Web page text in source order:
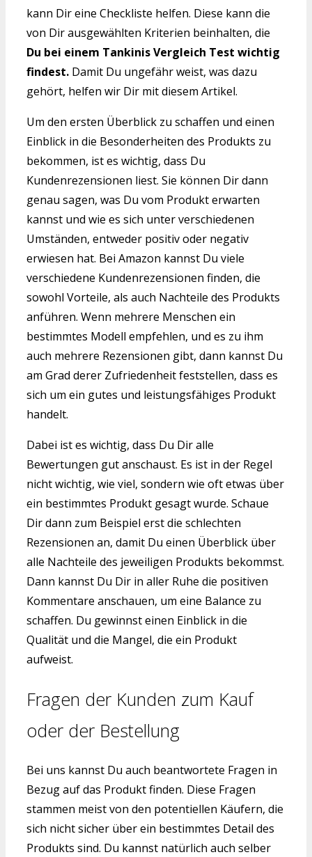
kann Dir eine Checkliste helfen. Diese kann die
von Dir ausgewählten Kriterien beinhalten, die
Du bei einem Tankinis Vergleich Test wichtig
findest. Damit Du ungefähr weist, was dazu
gehört, helfen wir Dir mit diesem Artikel.
Um den ersten Überblick zu schaffen und einen
Einblick in die Besonderheiten des Produkts zu
bekommen, ist es wichtig, dass Du
Kundenrezensionen liest. Sie können Dir dann
genau sagen, was Du vom Produkt erwarten
kannst und wie es sich unter verschiedenen
Umständen, entweder positiv oder negativ
erwiesen hat. Bei Amazon kannst Du viele
verschiedene Kundenrezensionen finden, die
sowohl Vorteile, als auch Nachteile des Produkts
anführen. Wenn mehrere Menschen ein
bestimmtes Modell empfehlen, und es zu ihm
auch mehrere Rezensionen gibt, dann kannst Du
am Grad derer Zufriedenheit feststellen, dass es
sich um ein gutes und leistungsfähiges Produkt
handelt.
Dabei ist es wichtig, dass Du Dir alle
Bewertungen gut anschaust. Es ist in der Regel
nicht wichtig, wie viel, sondern wie oft etwas über
ein bestimmtes Produkt gesagt wurde. Schaue
Dir dann zum Beispiel erst die schlechten
Rezensionen an, damit Du einen Überblick über
alle Nachteile des jeweiligen Produkts bekommst.
Dann kannst Du Dir in aller Ruhe die positiven
Kommentare anschauen, um eine Balance zu
schaffen. Du gewinnst einen Einblick in die
Qualität und die Mangel, die ein Produkt
aufweist.
Fragen der Kunden zum Kauf
oder der Bestellung
Bei uns kannst Du auch beantwortete Fragen in
Bezug auf das Produkt finden. Diese Fragen
stammen meist von den potentiellen Käufern, die
sich nicht sicher über ein bestimmtes Detail des
Produkts sind. Du kannst natürlich auch selber